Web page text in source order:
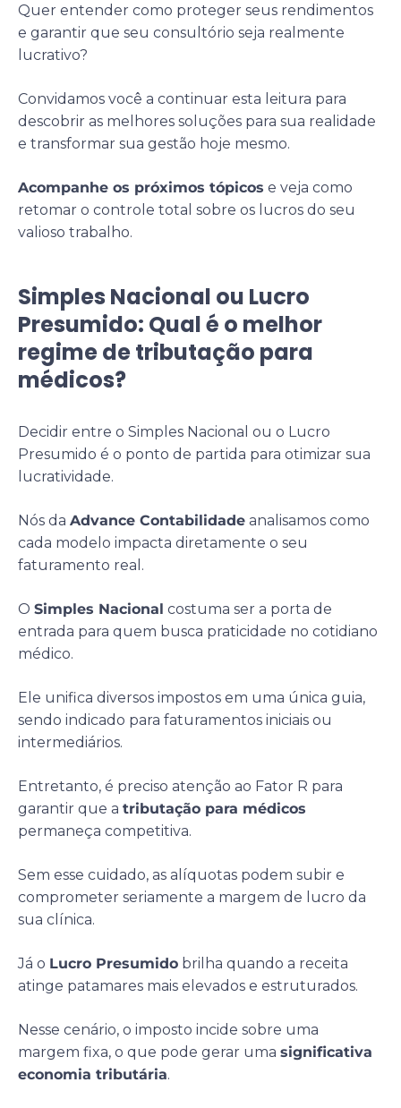
Quer entender como proteger seus rendimentos
e garantir que seu consultório seja realmente
lucrativo?
Convidamos você a continuar esta leitura para
descobrir as melhores soluções para sua realidade
e transformar sua gestão hoje mesmo.
Acompanhe os próximos tópicos e veja como
retomar o controle total sobre os lucros do seu
valioso trabalho.
Simples Nacional ou Lucro
Presumido: Qual é o melhor
regime de tributação para
médicos?
Decidir entre o Simples Nacional ou o Lucro
Presumido é o ponto de partida para otimizar sua
lucratividade.
Nós da Advance Contabilidade analisamos como
cada modelo impacta diretamente o seu
faturamento real.
O Simples Nacional costuma ser a porta de
entrada para quem busca praticidade no cotidiano
médico.
Ele unifica diversos impostos em uma única guia,
sendo indicado para faturamentos iniciais ou
intermediários.
Entretanto, é preciso atenção ao Fator R para
garantir que a tributação para médicos
permaneça competitiva.
Sem esse cuidado, as alíquotas podem subir e
comprometer seriamente a margem de lucro da
sua clínica.
Já o Lucro Presumido brilha quando a receita
atinge patamares mais elevados e estruturados.
Nesse cenário, o imposto incide sobre uma
margem fixa, o que pode gerar uma significativa
economia tributária.